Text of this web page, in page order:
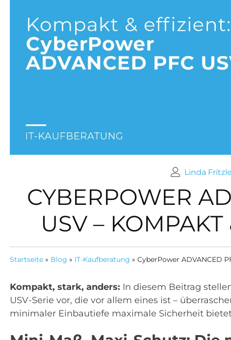
Linda
CYBERPOWER
USV –
Startseite » Blog » IT-Kaufberatung » CyberPower ADVANCED
Kompakt, stark, anders: In diesem Beitrag
USV-Serie vor, die vor allem eines ist –
minimaler Einbautiefe maximale Sicherheit